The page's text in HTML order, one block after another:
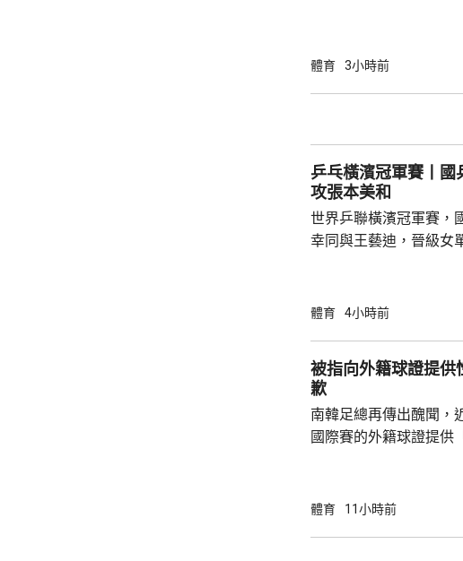
勝，他士氣大振，再連
體育 3小時前
乒乓橫濱冠軍賽丨國
攻張本美和
世界乒聯橫濱冠軍賽，
幸同與王藝迪，晉級女
進入狀態，連贏3局11:7
局。 張本美和在晚上的另一場8強賽，對戰南
韓一姐申裕斌，同樣以
對...
體育 4小時前
被指向外籍球證提
歉
南韓足總再傳出醜聞，
國際賽的外籍球證提供
革，保證加強組織內部
體育 11小時前